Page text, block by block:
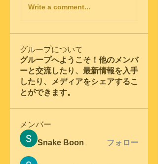
Write a comment...
グループについて
グループへようこそ！他のメンバ
ーと交流したり、最新情報を入手
したり、メディアをシェアするこ
とができます。
メンバー
Snake Boon フォロー